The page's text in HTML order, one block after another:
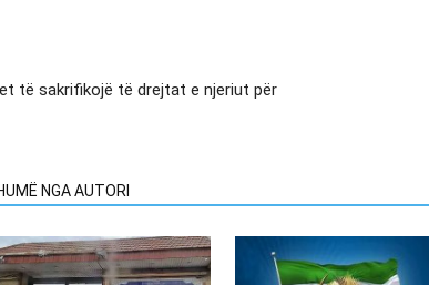
të sakrifikojë të drejtat e njeriut për
NGA AUTORI